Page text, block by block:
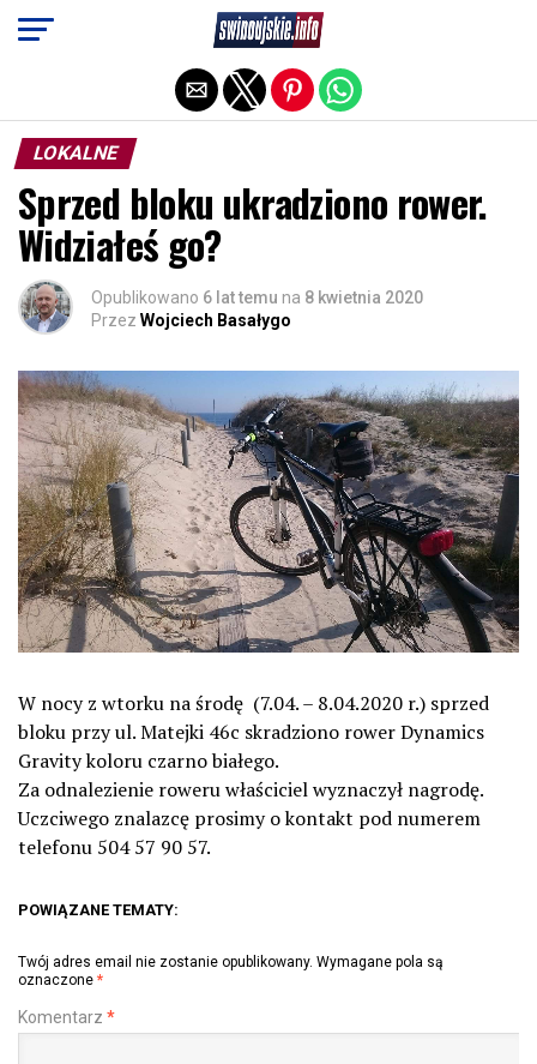
LOKALNE
Sprzed bloku ukradziono rower.
Widziałeś go?
Opublikowano 6 lat temu na 8 kwietnia 2020
Przez Wojciech Basałygo
W nocy z wtorku na środę (7.04. – 8.04.2020 r.) sprzed
bloku przy ul. Matejki 46c skradziono rower Dynamics
Gravity koloru czarno białego.
Za odnalezienie roweru właściciel wyznaczył nagrodę.
Uczciwego znalazcę prosimy o kontakt pod numerem
telefonu 504 57 90 57.
POWIĄZANE TEMATY:
Twój adres email nie zostanie opublikowany. Wymagane pola są
oznaczone *
Komentarz *
Exit mobile version